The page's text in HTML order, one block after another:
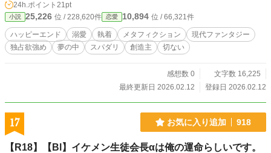
24h.ポイント 21pt
小説 25,226 位 / 228,620件 恋愛 10,894 位 / 66,321件
ハッピーエンド 溺愛 執着 メタフィクション
現代ファンタジー
独占欲強め
夢の中 スパダリ 創造主 切ない
感想数 0
文字数 16,225
最終更新日 2026.02.12
登録日 2026.02.12
17 お気に入り追加 918
【R18】【Bl】イケメン生徒会長αは俺の運命らしいです。